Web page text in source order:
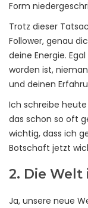
Form
Trotz dieser
Follower, genau
deine Energie.
worden ist,
und deinen
Ich schreibe
das schon so oft
wichtig, dass ich
Botschaft jetzt
2. Die
Ja, unsere neue